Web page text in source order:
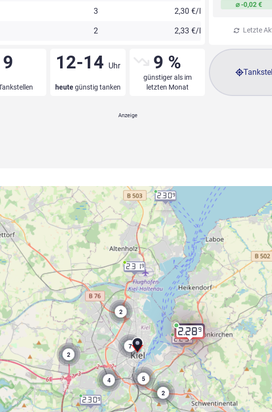
3 2,30 €/l
2 2,33 €/l
⌀ -0,02 €
Letzte
9 12-14 Uhr
heutegünstig tanken
9 %
günstiger als im
letzten Monat
2.289
2.309
2.309
2
2
2.319
2
2.29 9
4 5
7